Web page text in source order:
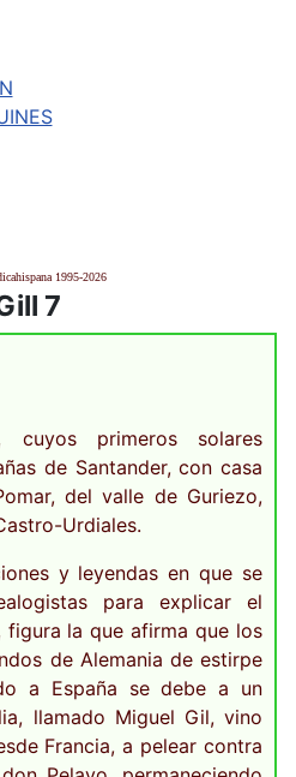
1995-2026
7
cuyos primeros solares
de Santander, con casa
del valle de Guriezo,
Urdiales.
y leyendas en que se
para explicar el
la que afirma que los
de Alemania de estirpe
a España se debe a un
llamado Miguel Gil, vino
Francia, a pelear contra